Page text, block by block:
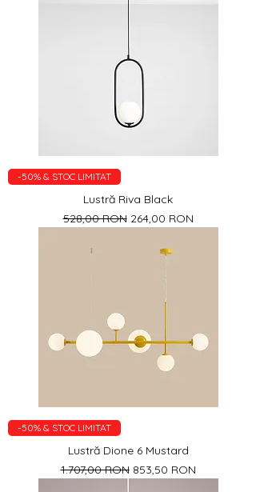
-50% & STOC LIMITAT
Lustră Riva Black
Preț normal
528,00 RON Preț redus
264,00 RON
-50% & STOC LIMITAT
Lustră Dione 6 Mustard
Preț normal
1.707,00 RON Preț redus
853,50 RON